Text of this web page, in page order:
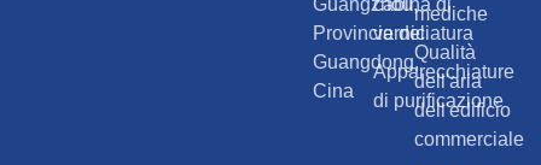
verniciatura
Apparecchiature
di purificazione
mediche
Qualità
dell'aria
dell'edificio
commerciale
Provincia del
Guangdong,
Cina